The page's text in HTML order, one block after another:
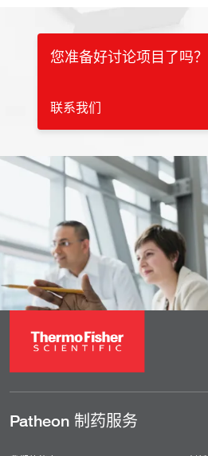
您准备好讨论项目了吗？
联系我们
Patheon 制药服务